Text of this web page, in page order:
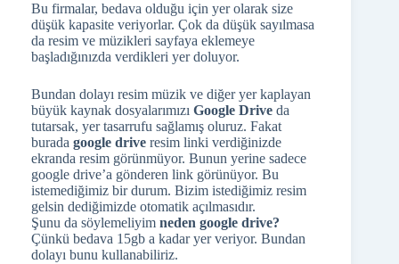
Bu firmalar, bedava olduğu için yer olarak size
düşük kapasite veriyorlar. Çok da düşük sayılmasa
da resim ve müzikleri sayfaya eklemeye
başladığınızda verdikleri yer doluyor.
Bundan dolayı resim müzik ve diğer yer kaplayan
büyük kaynak dosyalarımızı Google Drive da
tutarsak, yer tasarrufu sağlamış oluruz. Fakat
burada google drive resim linki verdiğinizde
ekranda resim görünmüyor. Bunun yerine sadece
google drive’a gönderen link görünüyor. Bu
istemediğimiz bir durum. Bizim istediğimiz resim
gelsin dediğimizde otomatik açılmasıdır.
Şunu da söylemeliyim neden google drive?
Çünkü bedava 15gb a kadar yer veriyor. Bundan
dolayı bunu kullanabiliriz.